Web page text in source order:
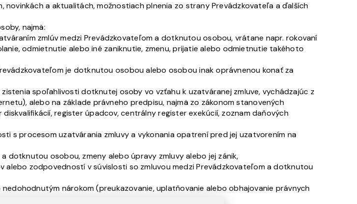
a aktualitách, možnostiach plnenia zo strany Prevádzkovateľa a ďalších
najmä:
zmlúv medzi Prevádzkovateľom a dotknutou osobou, vrátane napr. rokovaní
odmietnutie alebo iné zaniknutie, zmenu, prijatie alebo odmietnutie takéhoto
je dotknutou osobou alebo osobou inak oprávnenou konať za
spoľahlivosti dotknutej osoby vo vzťahu k uzatváranej zmluve, vychádzajúc z
alebo na základe právneho predpisu, najmä zo zákonom stanovených
register úpadcov, centrálny register exekúcií, zoznam daňových
s procesom uzatvárania zmluvy a vykonania opatrení pred jej uzatvorením na
dotknutou osobou, zmeny alebo úpravy zmluvy alebo jej zánik,
alebo zodpovedností v súvislosti so zmluvou medzi Prevádzkovateľom a dotknutou
nárokom (preukazovanie, uplatňovanie alebo obhajovanie právnych